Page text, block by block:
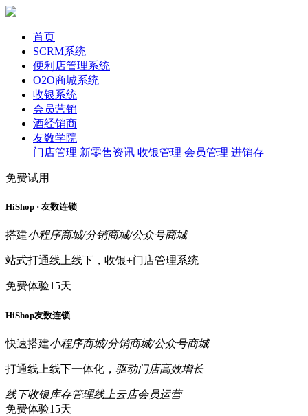
首页
SCRM系统
便利店管理系统
O2O商城系统
收银系统
会员营销
酒经销商
友数学院
门店管理 新零售资讯 收银管理 会员管理 进销存
免费试用
HiShop · 友数连锁
搭建小程序商城/分销商城/公众号商城
站式打通线上线下，收银+门店管理系统
免费体验15天
HiShop友数连锁
快速搭建小程序商城/分销商城/公众号商城
打通线上线下一体化， 驱动门店高效增长
线下收银库存管理线上云店会员运营
免费体验15天